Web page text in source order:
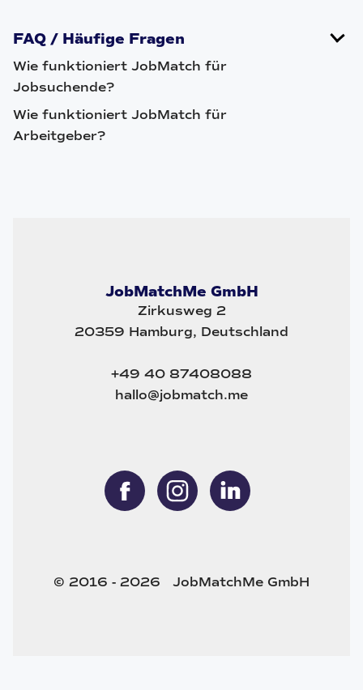
FAQ / Häufige Fragen
Wie funktioniert JobMatch für
Jobsuchende?
Wie funktioniert JobMatch für
Arbeitgeber?
JobMatchMe GmbH
Zirkusweg 2
20359 Hamburg, Deutschland
+49 40 87408088
hallo@jobmatch.me
© 2016 - 2026 JobMatchMe GmbH